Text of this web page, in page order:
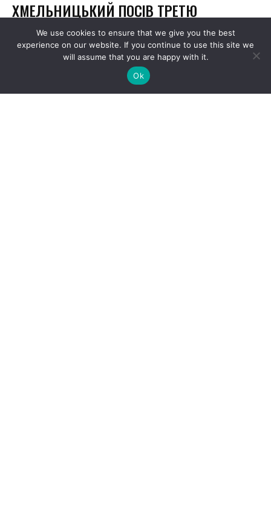
We use cookies to ensure that we give you the best
experience on our website. If you continue to use this site we
will assume that you are happy with it.
Ok